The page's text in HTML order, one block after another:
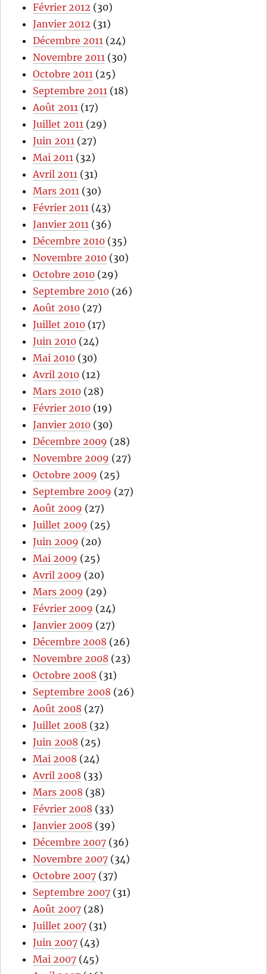
Février 2012 (30)
Janvier 2012 (31)
Décembre 2011 (24)
Novembre 2011 (30)
Octobre 2011 (25)
Septembre 2011 (18)
Août 2011 (17)
Juillet 2011 (29)
Juin 2011 (27)
Mai 2011 (32)
Avril 2011 (31)
Mars 2011 (30)
Février 2011 (43)
Janvier 2011 (36)
Décembre 2010 (35)
Novembre 2010 (30)
Octobre 2010 (29)
Septembre 2010 (26)
Août 2010 (27)
Juillet 2010 (17)
Juin 2010 (24)
Mai 2010 (30)
Avril 2010 (12)
Mars 2010 (28)
Février 2010 (19)
Janvier 2010 (30)
Décembre 2009 (28)
Novembre 2009 (27)
Octobre 2009 (25)
Septembre 2009 (27)
Août 2009 (27)
Juillet 2009 (25)
Juin 2009 (20)
Mai 2009 (25)
Avril 2009 (20)
Mars 2009 (29)
Février 2009 (24)
Janvier 2009 (27)
Décembre 2008 (26)
Novembre 2008 (23)
Octobre 2008 (31)
Septembre 2008 (26)
Août 2008 (27)
Juillet 2008 (32)
Juin 2008 (25)
Mai 2008 (24)
Avril 2008 (33)
Mars 2008 (38)
Février 2008 (33)
Janvier 2008 (39)
Décembre 2007 (36)
Novembre 2007 (34)
Octobre 2007 (37)
Septembre 2007 (31)
Août 2007 (28)
Juillet 2007 (31)
Juin 2007 (43)
Mai 2007 (45)